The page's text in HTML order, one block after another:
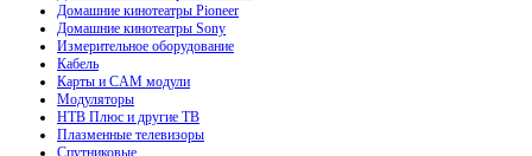
Домашние кинотеатры Pioneer
Домашние кинотеатры Sony
Измерительное оборудование
Кабель
Карты и CAM модули
Модуляторы
НТВ Плюс и другие ТВ
Плазменные телевизоры
Спутниковые